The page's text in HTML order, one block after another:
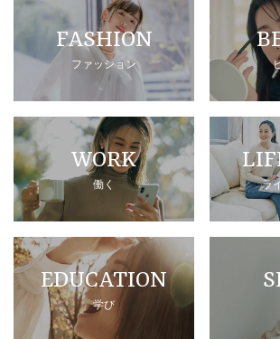
FASHION
ファッション
WORK
働く ラ
EDUCATION
学び